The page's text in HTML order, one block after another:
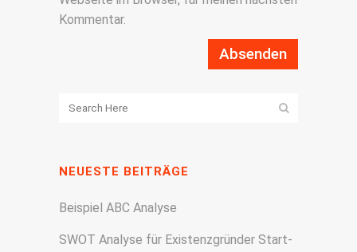
Kommentar.
NEUESTE BEITRÄGE
Beispiel ABC Analyse
SWOT Analyse für Existenzgründer Start-